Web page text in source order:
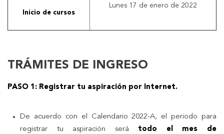
Inicio de cursos
Lunes 17 de enero de 2022
TRÁMITES DE INGRESO
PASO 1: Registrar tu aspiración por Internet.
De acuerdo con el Calendario 2022-A, el periodo para
registrar tu aspiración será todo el mes de